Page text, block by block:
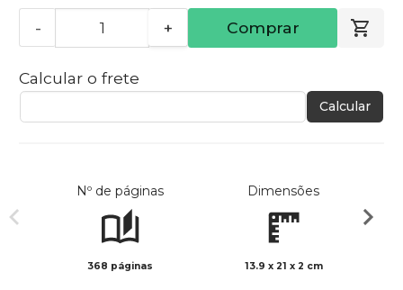
- + Comprar
Calcular o frete
Calcular
Nº de páginas
368 páginas
Dimensões
13.9 x 21 x 2 cm